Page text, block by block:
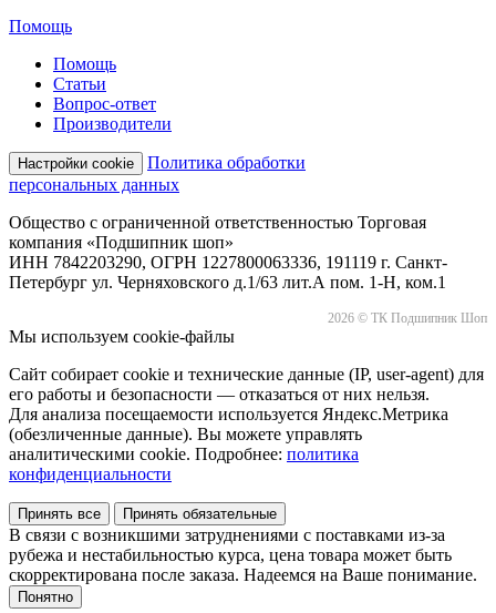
Помощь
Помощь
Статьи
Вопрос-ответ
Производители
Настройки cookie
Политика обработки
персональных данных
Общество с ограниченной ответственностью Торговая
компания «Подшипник шоп»
ИНН 7842203290, ОГРН 1227800063336, 191119 г. Санкт-
Петербург ул. Черняховского д.1/63 лит.А пом. 1-Н, ком.1
2026 © ТК Подшипник Шоп
Мы используем cookie-файлы
Сайт собирает cookie и технические данные (IP, user-agent) для
его работы и безопасности — отказаться от них нельзя.
Для анализа посещаемости используется Яндекс.Метрика
(обезличенные данные). Вы можете управлять
аналитическими cookie. Подробнее: политика
конфиденциальности
Принять все Принять обязательные
В связи с возникшими затруднениями с поставками из-за
рубежа и нестабильностью курса, цена товара может быть
скорректирована после заказа. Надеемся на Ваше понимание.
Понятно